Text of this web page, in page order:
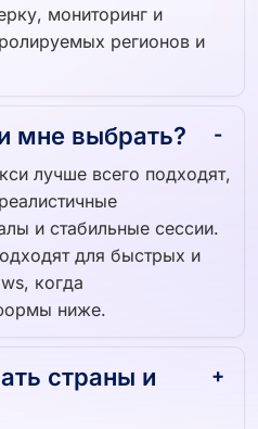
мониторинг и
регионов и
мне выбрать?
лучше всего подходят,
и стабильные сессии.
для быстрых и
когда
ниже.
страны и